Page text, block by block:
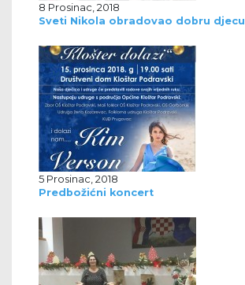
8 Prosinac, 2018
Sveti Nikola obradovao dobru djecu
5 Prosinac, 2018
Predbožićni koncert